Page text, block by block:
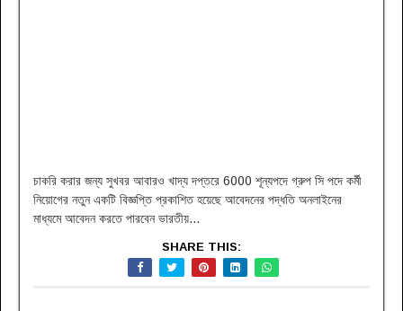
চাকরি করার জন্য সুখবর আবারও খাদ্য দপ্তরে 6000 শূন্যপদে গ্রুপ সি পদে কর্মী
নিয়োগের নতুন একটি বিজ্ঞপ্তি প্রকাশিত হয়েছে আবেদনের পদ্ধতি অনলাইনের
মাধ্যমে আবেদন করতে পারবেন ভারতীয়...
SHARE THIS: